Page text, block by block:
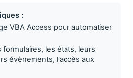
:
VBA Access pour automatiser
formulaires, les états, leurs
évènements, l'accès aux